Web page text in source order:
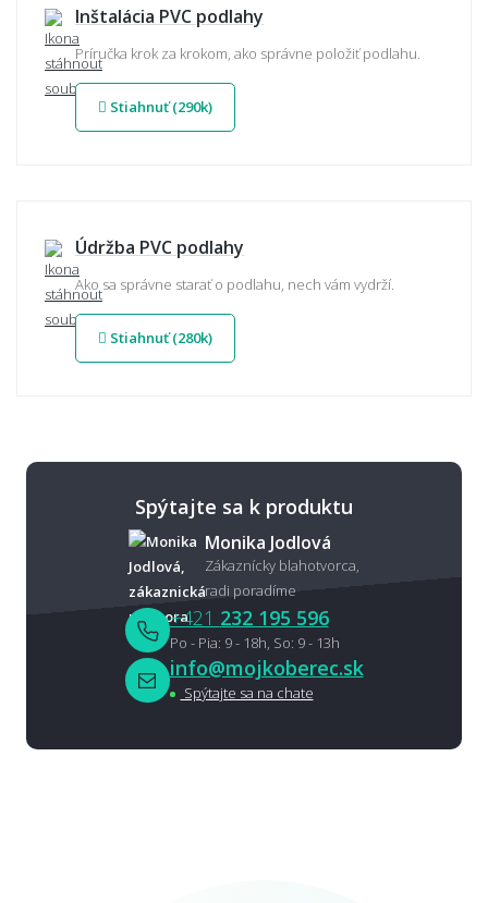
Inštalácia PVC podlahy
Príručka krok za krokom, ako správne položiť podlahu.
Stiahnuť (290k)
Údržba PVC podlahy
Ako sa správne starať o podlahu, nech vám vydrží.
Stiahnuť (280k)
Spýtajte sa k produktu
Monika Jodlová
Zákaznícky blahotvorca,
radi poradíme
+421 232 195 596
Po - Pia: 9 - 18h, So: 9 - 13h
info@mojkoberec.sk
Spýtajte sa na chate